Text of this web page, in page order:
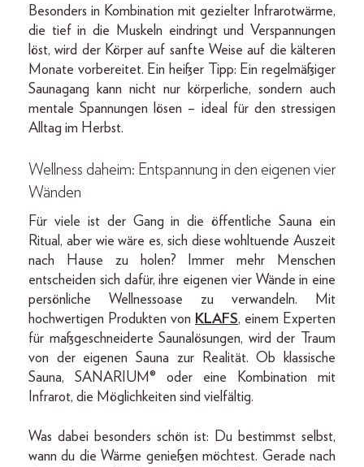
Besonders in Kombination mit gezielter Infrarotwärme,
die tief in die Muskeln eindringt und Verspannungen
löst, wird der Körper auf sanfte Weise auf die kälteren
Monate vorbereitet. Ein heißer Tipp: Ein regelmäßiger
Saunagang kann nicht nur körperliche, sondern auch
mentale Spannungen lösen – ideal für den stressigen
Alltag im Herbst.
Wellness daheim: Entspannung in den eigenen vier
Wänden
Für viele ist der Gang in die öffentliche Sauna ein
Ritual, aber wie wäre es, sich diese wohltuende Auszeit
nach Hause zu holen? Immer mehr Menschen
entscheiden sich dafür, ihre eigenen vier Wände in eine
persönliche Wellnessoase zu verwandeln. Mit
hochwertigen Produkten von KLAFS, einem Experten
für maßgeschneiderte Saunalösungen, wird der Traum
von der eigenen Sauna zur Realität. Ob klassische
Sauna, SANARIUM® oder eine Kombination mit
Infrarot, die Möglichkeiten sind vielfältig.
Was dabei besonders schön ist: Du bestimmst selbst,
wann du die Wärme genießen möchtest. Gerade nach